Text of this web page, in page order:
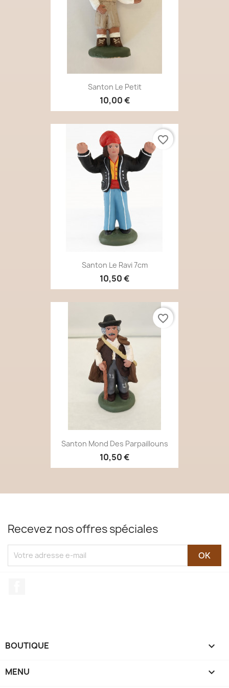
Santon Le Petit
10,00 €
Santon Le Ravi 7cm
10,50 €
favorite_border
Santon Mond Des Parpaillouns
10,50 €
favorite_border
Recevez nos offres spéciales
BOUTIQUE 
MENU 